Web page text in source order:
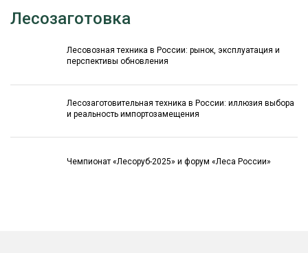
Лесозаготовка
Лесовозная техника в России: рынок, эксплуатация и
перспективы обновления
Лесозаготовительная техника в России: иллюзия выбора
и реальность импортозамещения
Чемпионат «Лесоруб-2025» и форум «Леса России»